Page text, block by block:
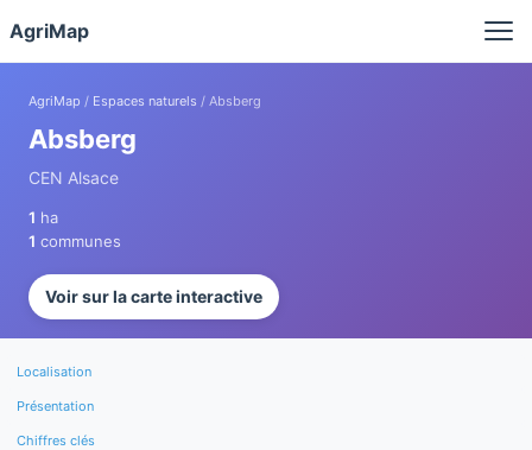
AgriMap
AgriMap / Espaces naturels / Absberg
Absberg
CEN Alsace
1 ha
1 communes
Voir sur la carte interactive
Localisation
Présentation
Chiffres clés